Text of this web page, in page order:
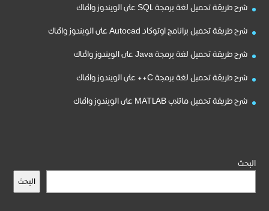
شرح طريقة تحميل لغة برمجة SQL على الويندوز والماك
شرح طريقة تحميل برانامج اوتوكاد Autocad على الويندوز والماك
شرح طريقة تحميل لغة برمجة Java على الويندوز والماك
شرح طريقة تحميل لغة برمجة C++ على الويندوز والماك
شرح طريقة تحميل ماتلاب MATLAB على الويندوز والماك
البحث
البحث